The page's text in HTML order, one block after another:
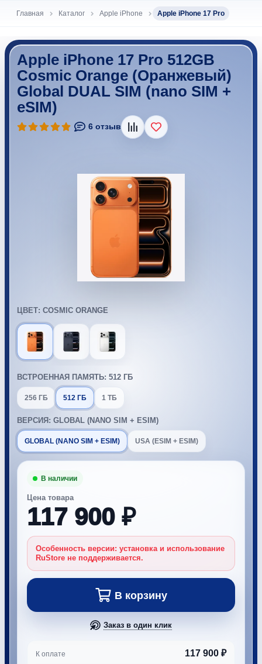
Главная Каталог Apple iPhone Apple iPhone 17 Pro
Apple iPhone 17 Pro 512GB
Cosmic Orange (Оранжевый)
Global DUAL SIM (nano SIM +
eSIM)
6 отзыв В избранное
ЦВЕТ: COSMIC ORANGE
ВСТРОЕННАЯ ПАМЯТЬ: 512 ГБ
256 ГБ 512 ГБ 1 ТБ
ВЕРСИЯ: GLOBAL (NANO SIM + ESIM)
GLOBAL (NANO SIM + ESIM) USA (ESIM + ESIM)
Цена товара
117 900 ₽
Особенность версии: установка и использование
RuStore не поддерживается.
В корзину
Заказ в один клик
К оплате 117 900 ₽